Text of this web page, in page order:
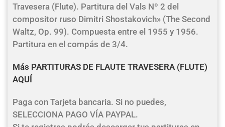
Travesera (Flute). Partitura del Vals Nº 2 del
compositor ruso Dimitri Shostakovich» (The Second
Waltz, Op. 99). Compuesta entre el 1955 y 1956.
Partitura en el compás de 3/4.
Más PARTITURAS DE FLAUTE TRAVESERA (FLUTE)
AQUÍ
Paga con Tarjeta bancaria. Si no puedes,
SELECCIONA PAGO VÍA PAYPAL.